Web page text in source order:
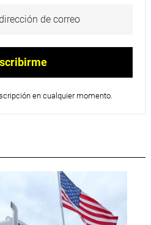
en cualquier momento.